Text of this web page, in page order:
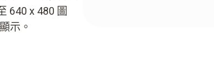
640 x 480 圖
示。